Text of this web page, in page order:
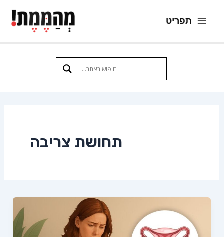
לתוכן
תפריט
תחושת צריבה